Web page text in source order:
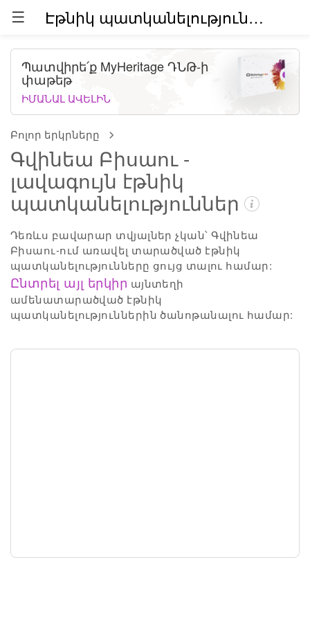
Էթնիկ պատկանելություններն աշխարհում (բետա)
Բոլոր երկրները
Գվինեա Բիսաու -
լավագույն էթնիկ
պատկանելություններ
Դեռևս բավարար տվյալներ չկան՝ Գվինեա
Բիսաու-ում առավել տարածված էթնիկ
պատկանելությունները ցույց տալու համար:
Ընտրել այլ երկիր այնտեղի
ամենատարածված էթնիկ
պատկանելություններին ծանոթանալու համար:
Պատվիրե՛ք MyHeritage ԴՆԹ-ի
փաթեթ
ԻՄԱՆԱԼ ԱՎԵԼԻՆ